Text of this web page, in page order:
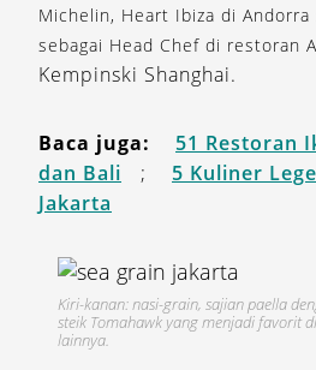
Michelin, Heart Ibiza di
sebagai Head Chef di restoran
Kempinski Shanghai.
Baca juga:
51 Restoran
dan Bali
;
5 Kuliner
Jakarta
Kiri-kanan: nasi-grain, sajian paella
steik Tomahawk yang menjadi favorit
lainnya.